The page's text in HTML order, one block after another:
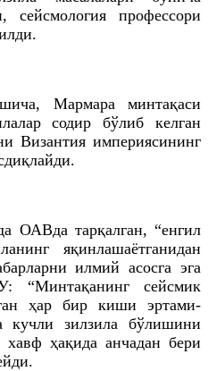
сейсмология профессори
Мармара минтақаси
содир бўлиб келган
Византия империясининг
ОАВда тарқалган, “енгил
яқинлашаётганидан
илмий асосга эга
“Минтақанинг сейсмик
ҳар бир киши эртами-
кучли зилзила бўлишини
ҳақида анчадан бери